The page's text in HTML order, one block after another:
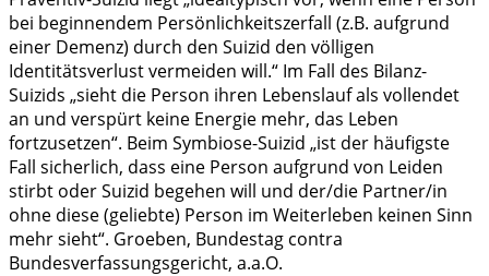
bei beginnendem Persönlichkeitszerfall (z.B. aufgrund
einer Demenz) durch den Suizid den völligen
Identitätsverlust vermeiden will.“ Im Fall des Bilanz-
Suizids „sieht die Person ihren Lebenslauf als vollendet
an und verspürt keine Energie mehr, das Leben
fortzusetzen“. Beim Symbiose-Suizid „ist der häufigste
Fall sicherlich, dass eine Person aufgrund von Leiden
stirbt oder Suizid begehen will und der/die Partner/in
ohne diese (geliebte) Person im Weiterleben keinen Sinn
mehr sieht“. Groeben, Bundestag contra
Bundesverfassungsgericht, a.a.O.